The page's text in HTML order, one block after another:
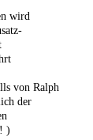
wird
von Ralph
der
)